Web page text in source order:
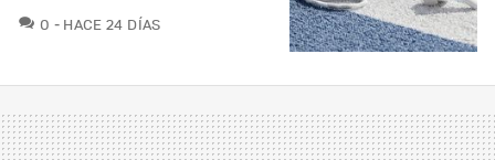
0 COMENTARIOS
HACE 24 DÍAS